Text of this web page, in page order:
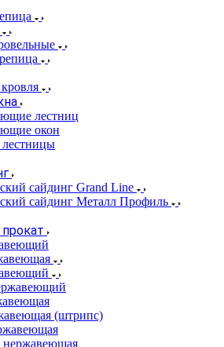
лестниц
окон
сайдинг Grand Line
сайдинг Металл Профиль
(штрипс)
нержавеющая